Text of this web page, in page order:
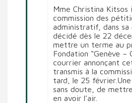
Mme Christina Kitsos
commission des
administratif, dans sa
décidé dès le 22
mettre un terme au
Fondation “Genève –
courrier annonçant
transmis à la
tard, le 25 février.Une
sans doute, de
en avoir l’air.